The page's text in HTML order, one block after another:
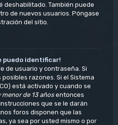
También puede
de nuevos usuarios. Póngase
del sitio.
puedo identificar!
de usuario y contraseña. Si
razones. Si el Sistema
está activado y cuando se
menor de 13 añosentonces
que se le darán
foros disponen que las
ya sea por usted mismo o por